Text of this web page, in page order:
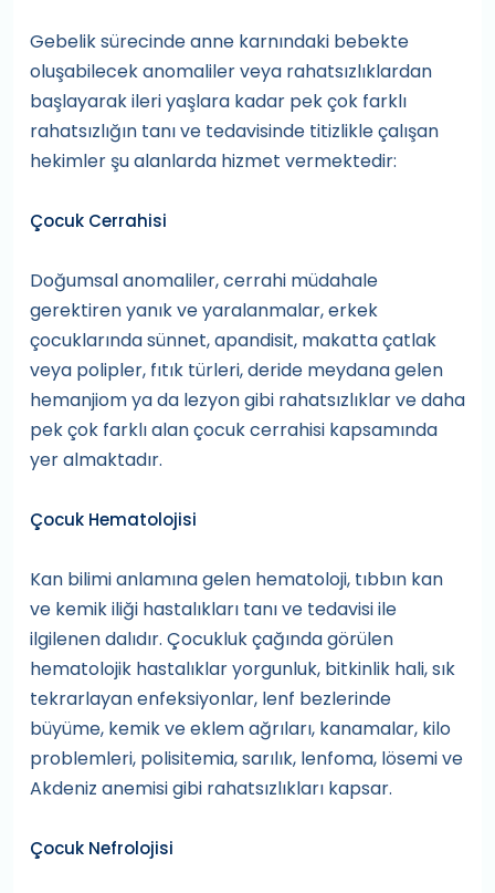
Gebelik sürecinde anne karnındaki bebekte
oluşabilecek anomaliler veya rahatsızlıklardan
başlayarak ileri yaşlara kadar pek çok farklı
rahatsızlığın tanı ve tedavisinde titizlikle çalışan
hekimler şu alanlarda hizmet vermektedir:
Çocuk Cerrahisi
Doğumsal anomaliler, cerrahi müdahale
gerektiren yanık ve yaralanmalar, erkek
çocuklarında sünnet, apandisit, makatta çatlak
veya polipler, fıtık türleri, deride meydana gelen
hemanjiom ya da lezyon gibi rahatsızlıklar ve daha
pek çok farklı alan çocuk cerrahisi kapsamında
yer almaktadır.
Çocuk Hematolojisi
Kan bilimi anlamına gelen hematoloji, tıbbın kan
ve kemik iliği hastalıkları tanı ve tedavisi ile
ilgilenen dalıdır. Çocukluk çağında görülen
hematolojik hastalıklar yorgunluk, bitkinlik hali, sık
tekrarlayan enfeksiyonlar, lenf bezlerinde
büyüme, kemik ve eklem ağrıları, kanamalar, kilo
problemleri, polisitemia, sarılık, lenfoma, lösemi ve
Akdeniz anemisi gibi rahatsızlıkları kapsar.
Çocuk Nefrolojisi